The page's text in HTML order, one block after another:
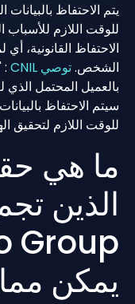
يتم الاحتفاظ
للوقت اللازم للأسباب
الشخص.توصي CNIL
:
سيتم الاحتفاظ
للوقت اللازم لتحقيق
ما هي
يمكن